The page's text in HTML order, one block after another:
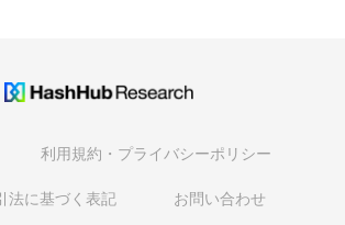
利用規約・プライバシーポリシー
法に基づく表記 お問い合わせ